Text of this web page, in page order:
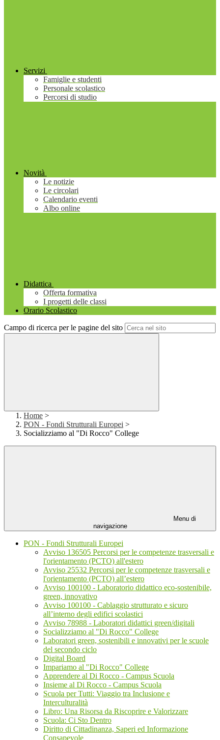
Servizi
Famiglie e studenti
Personale scolastico
Percorsi di studio
Novità
Le notizie
Le circolari
Calendario eventi
Albo online
Didattica
Offerta formativa
I progetti delle classi
Orario Scolastico
Campo di ricerca per le pagine del sito
Home >
PON - Fondi Strutturali Europei >
Socializziamo al "Di Rocco" College
Menu di
navigazione
PON - Fondi Strutturali Europei
Avviso 136505 Percorsi per le competenze trasversali e
l'orientamento (PCTO) all'estero
Avviso 25532 Percorsi per le competenze trasversali e
l'orientamento (PCTO) all’estero
Avviso 100100 - Laboratorio didattico eco-sostenibile,
green, innovativo
Avviso 100100 - Cablaggio strutturato e sicuro
all’interno degli edifici scolastici
Avviso 78988 - Laboratori didattici green/digitali
Socializziamo al "Di Rocco" College
Laboratori green, sostenibili e innovativi per le scuole
del secondo ciclo
Digital Board
Impariamo al "Di Rocco" College
Apprendere al Di Rocco - Campus Scuola
Insieme al Di Rocco - Campus Scuola
Scuola per Tutti: Viaggio tra Inclusione e
Interculturalità
Libro: Una Risorsa da Riscoprire e Valorizzare
Scuola: Ci Sto Dentro
Diritto di Cittadinanza, Saperi ed Informazione
Consapevole